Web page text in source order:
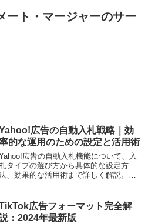
ート・マージャーのサー
広告の自動入札戦略｜効
的な運用のための設定と活用術
広告の自動入札機能について、入
タイプの選び方から具体的な設定方
、効果的な活用術まで詳しく解説。運
広告フォーマット完全解
：2024年最新版